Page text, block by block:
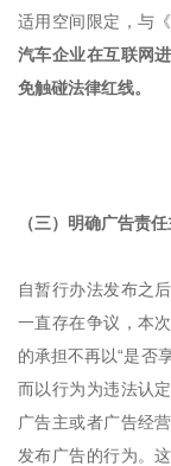
适用空间限定，与
汽车企业在互联网
免触碰法律红线。
（三）明确广告责
自暂行办法发布之
一直存在争议，本
的承担不再以“是否
而以行为为违法认
广告主或者广告经
发布广告的行为。